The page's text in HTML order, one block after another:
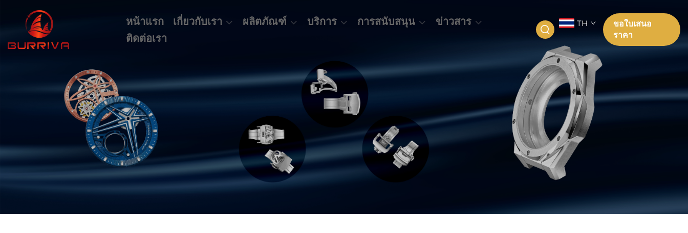
หน้าแรก เกี่ยวกับเรา ผลิตภัณฑ์ บริการ การสนับสนุน
ข่าวสาร
ติดต่อเรา
TH
ขอใบเสนอ
ราคา